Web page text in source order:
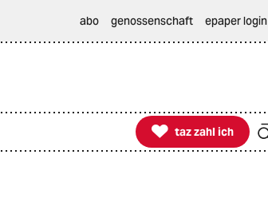
abo genossenschaft epaper login

taz zahl ich
taz zahl ich